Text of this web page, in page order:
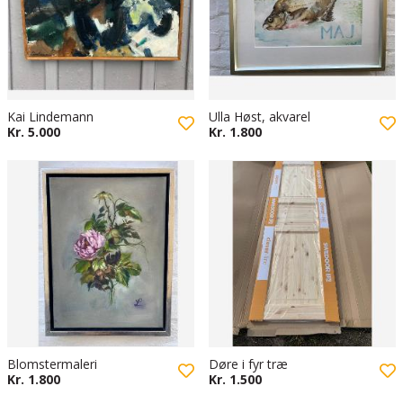
Kai Lindemann
Kr. 5.000
Ulla Høst, akvarel
Kr. 1.800
Blomstermaleri
Kr. 1.800
Døre i fyr træ
Kr. 1.500